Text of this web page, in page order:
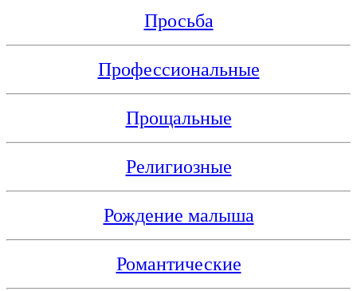
Просьба
Профессиональные
Прощальные
Религиозные
Рождение малыша
Романтические